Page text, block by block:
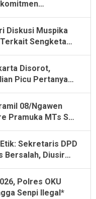
Diskusi Muspika
Sengketa
PT. GNS
Disorot,
Picu Pertanyaan
08/Ngawen
Pramuka MTs Se-
Sekretaris DPD
Bersalah, Diusir
Tahun
Polres OKU
Senpi Ilegal*